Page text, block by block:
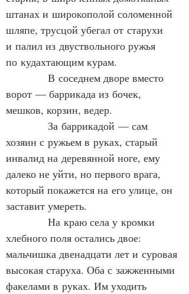
штанах и широкополой соломенной
шляпе, трусцой убегал от старухи
и палил из двуствольного ружья
по кудахтающим курам.
В соседнем дворе вместо
ворот — баррикада из бочек,
мешков, корзин, ведер.
За баррикадой — сам
хозяин с ружьем в руках, старый
инвалид на деревянной ноге, ему
далеко не уйти, но первого врага,
который покажется на его улице, он
заставит умереть.
На краю села у кромки
хлебного поля остались двое:
мальчишка двенадцати лет и суровая
высокая старуха. Оба с зажженными
факелами в руках. Им уходить